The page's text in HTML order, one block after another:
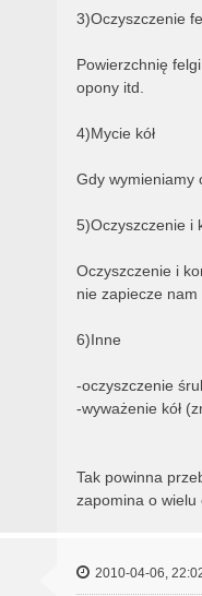
3)Oczyszczenie
Powierzchnię
opony itd.
4)Mycie kół
Gdy wymieniamy
5)Oczyszczenie i
Oczyszczenie i
nie zapiecze nam
6)Inne
-oczyszczenie
-wyważenie kół
Tak powinna
zapomina o wielu
2010-04-06,